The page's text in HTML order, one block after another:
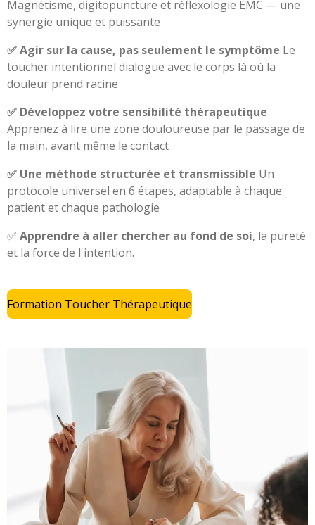
Magnétisme, digitopuncture et réflexologie EMC — une
synergie unique et puissante
✅ Agir sur la cause, pas seulement le symptôme Le
toucher intentionnel dialogue avec le corps là où la
douleur prend racine
✅ Développez votre sensibilité thérapeutique
Apprenez à lire une zone douloureuse par le passage de
la main, avant même le contact
✅ Une méthode structurée et transmissible Un
protocole universel en 6 étapes, adaptable à chaque
patient et chaque pathologie
✅ Apprendre à aller chercher au fond de soi, la pureté
et la force de l'intention.
Formation Toucher Thérapeutique